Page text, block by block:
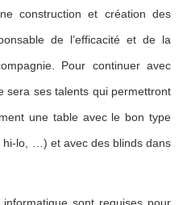
construction et création des
de l’efficacité et de la
Pour continuer avec
sera ses talents qui permettront
une table avec le bon type
hi-lo, …) et avec des blinds dans